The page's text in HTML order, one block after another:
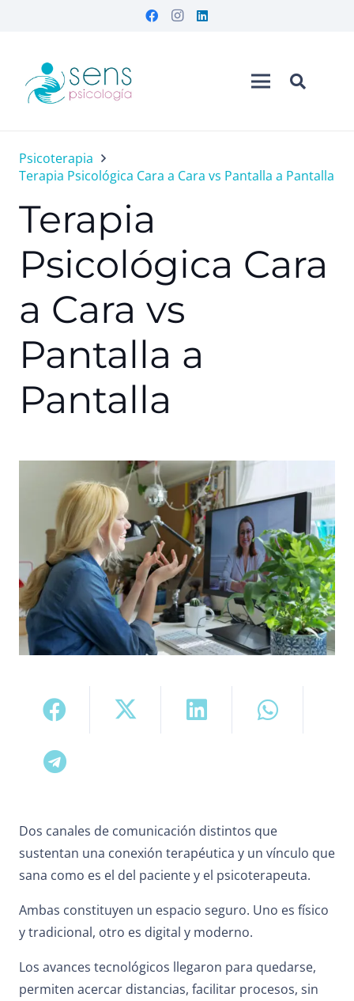
Psicoterapia
Terapia Psicológica Cara a Cara vs Pantalla a Pantalla
Terapia
Psicológica Cara
a Cara vs
Pantalla a
Pantalla
Dos canales de comunicación distintos que
sustentan una conexión terapéutica y un vínculo que
sana como es el del paciente y el psicoterapeuta.
Ambas constituyen un espacio seguro. Uno es físico
y tradicional, otro es digital y moderno.
Los avances tecnológicos llegaron para quedarse,
permiten acercar distancias, facilitar procesos, sin